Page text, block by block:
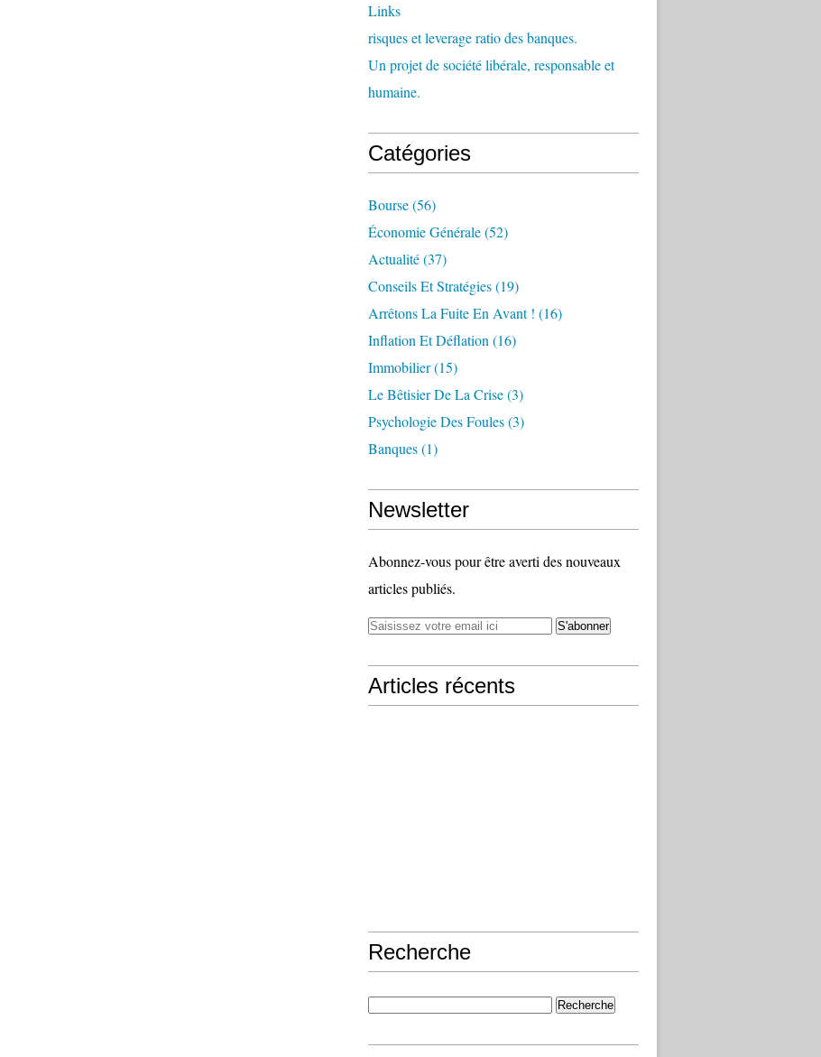
Links
risques et leverage ratio des banques.
Un projet de société libérale, responsable et
humaine.
Catégories
Bourse(56)
Économie Générale(52)
Actualité(37)
Conseils Et Stratégies(19)
Arrêtons La Fuite En Avant ! (16)
Inflation Et Déflation (16)
Immobilier(15)
Le Bêtisier De La Crise(3)
Psychologie Des Foules(3)
Banques(1)
Newsletter
Abonnez-vous pour être averti des nouveaux
articles publiés.
Articles récents
Recherche